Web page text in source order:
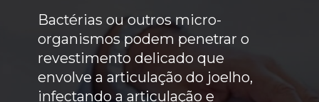
Bactérias ou outros micro-
organismos podem penetrar o
revestimento delicado que
envolve a articulação do joelho,
infectando a articulação e